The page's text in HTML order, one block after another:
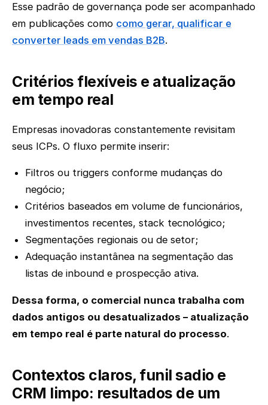
Esse padrão de governança pode ser acompanhado
em publicações como como gerar, qualificar e
converter leads em vendas B2B.
Critérios flexíveis e atualização
em tempo real
Empresas inovadoras constantemente revisitam
seus ICPs. O fluxo permite inserir:
Filtros ou triggers conforme mudanças do
negócio;
Critérios baseados em volume de funcionários,
investimentos recentes, stack tecnológico;
Segmentações regionais ou de setor;
Adequação instantânea na segmentação das
listas de inbound e prospecção ativa.
Dessa forma, o comercial nunca trabalha com
dados antigos ou desatualizados – atualização
em tempo real é parte natural do processo.
Contextos claros, funil sadio e
CRM limpo: resultados de um